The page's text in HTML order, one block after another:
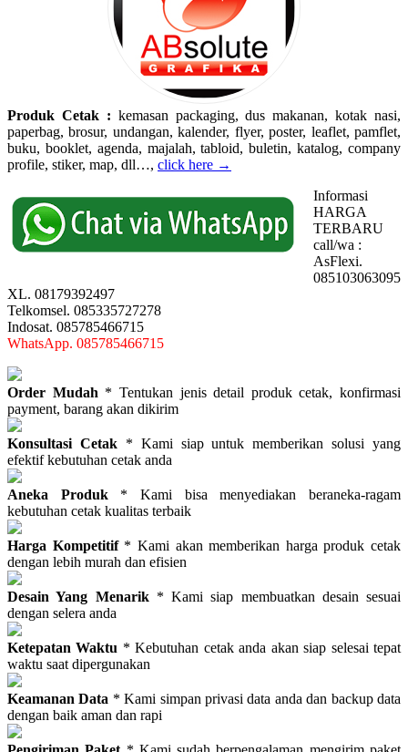
Produk Cetak : kemasan packaging, dus makanan, kotak nasi,
paperbag, brosur, undangan, kalender, flyer, poster, leaflet, pamflet,
buku, booklet, agenda, majalah, tabloid, buletin, katalog, company
profile, stiker, map, dll…, click here →
Informasi
HARGA
TERBARU
call/wa :
AsFlexi.
085103063095
XL. 08179392497
Telkomsel. 085335727278
Indosat. 085785466715
WhatsApp. 085785466715
Order Mudah * Tentukan jenis detail produk cetak, konfirmasi
payment, barang akan dikirim
Konsultasi Cetak* Kami siap untuk memberikan solusi yang
efektif kebutuhan cetak anda
Aneka Produk * Kami bisa menyediakan beraneka-ragam
kebutuhan cetak kualitas terbaik
Harga Kompetitif* Kami akan memberikan harga produk cetak
dengan lebih murah dan efisien
Desain Yang Menarik* Kami siap membuatkan desain sesuai
dengan selera anda
Ketepatan Waktu * Kebutuhan cetak anda akan siap selesai tepat
waktu saat dipergunakan
Keamanan Data * Kami simpan privasi data anda dan backup data
dengan baik aman dan rapi